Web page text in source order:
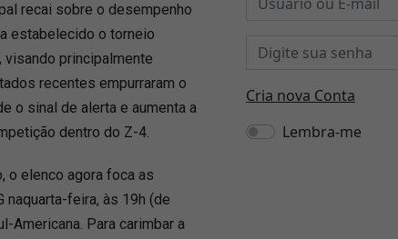
recai sobre o desempenho
estabelecido o torneio
visando principalmente
recentes empurraram o
o sinal de alerta e aumenta a
dentro do Z-4.
o elenco agora foca as
naquarta-feira, às 19h (de
Americana. Para carimbar a